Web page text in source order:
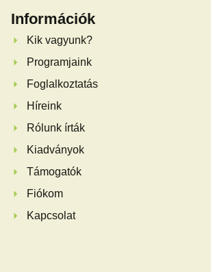
Információk
Kik vagyunk?
Programjaink
Foglalkoztatás
Híreink
Rólunk írták
Kiadványok
Támogatók
Fiókom
Kapcsolat